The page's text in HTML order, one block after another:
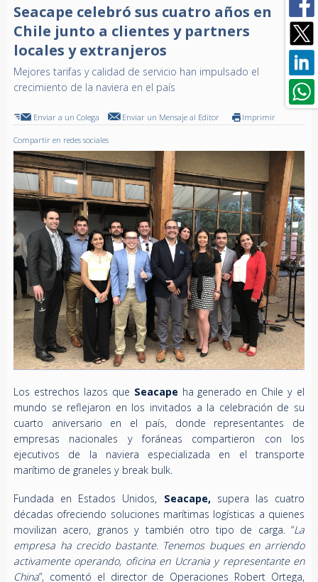
Seacape celebró sus cuatro años en
Chile junto a clientes y partners
locales y extranjeros
Mejores tarifas y calidad de servicio han impulsado el
crecimiento de la naviera en el país
Enviar a un Colega Enviar un Mensaje al Editor Imprimir
Compartir en redes sociales
Los estrechos lazos que Seacape ha generado en Chile y el
mundo se reflejaron en los invitados a la celebración de su
cuarto aniversario en el país, donde representantes de
empresas nacionales y foráneas compartieron con los
ejecutivos de la naviera especializada en el transporte
marítimo de graneles y break bulk.
Fundada en Estados Unidos, Seacape,supera las cuatro
décadas ofreciendo soluciones marítimas logísticas a quienes
movilizan acero, granos y también otro tipo de carga. “La
empresa ha crecido bastante. Tenemos buques en arriendo
activamente operando, oficina en Ucrania y representante en
China”, comentó el director de Operaciones Robert Ortega,